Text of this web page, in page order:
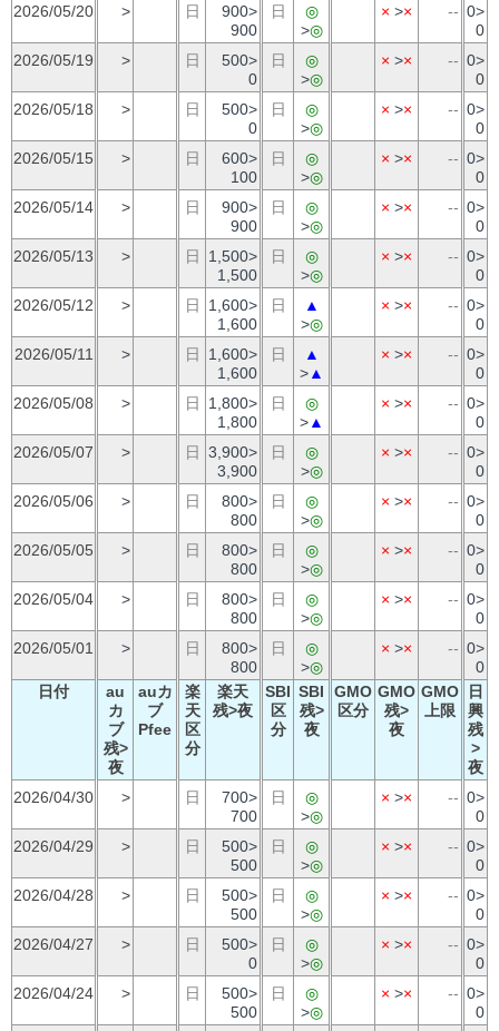
2026/05/20
> 日
900>
900
日
◎
>◎
× >× -- 0>
0
2026/05/19
> 日
500>
0
日
◎
>◎
× >× -- 0>
0
2026/05/18
> 日
500>
0
日
◎
>◎
× >× -- 0>
0
2026/05/15
> 日
600>
100
日
◎
>◎
× >× -- 0>
0
2026/05/14
> 日
900>
900
日
◎
>◎
× >× -- 0>
0
2026/05/13
> 日
1,500>
1,500
日
◎
>◎
× >× -- 0>
0
2026/05/12
> 日
1,600>
1,600
日
▲
>◎
× >× -- 0>
0
2026/05/11
> 日
1,600>
1,600
日
▲
>▲
× >× -- 0>
0
2026/05/08
> 日
1,800>
1,800
日
◎
>▲
× >× -- 0>
0
2026/05/07
> 日
3,900>
3,900
日
◎
>◎
× >× -- 0>
0
2026/05/06
> 日
800>
800
日
◎
>◎
× >× -- 0>
0
2026/05/05
> 日
800>
800
日
◎
>◎
× >× -- 0>
0
2026/05/04
> 日
800>
800
日
◎
>◎
× >× -- 0>
0
2026/05/01
> 日
800>
800
日
◎
>◎
× >× -- 0>
0
日付
au
カ
ブ
残>
夜
auカ
ブ
Pfee
楽
天
区
分
楽天
残>夜
SBI
区
分
SBI
残>
夜
GMO
区分
GMO
残>
夜
GMO
上限
日
興
残
>
夜
2026/04/30
> 日
700>
700
日
◎
>◎
× >× -- 0>
0
2026/04/29
> 日
500>
500
日
◎
>◎
× >× -- 0>
0
2026/04/28
> 日
500>
500
日
◎
>◎
× >× -- 0>
0
2026/04/27
> 日
500>
0
日
◎
>◎
× >× -- 0>
0
2026/04/24
> 日
500>
500
日
◎
>◎
× >× -- 0>
0